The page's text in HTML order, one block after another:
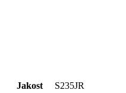
Jakost
S235JR